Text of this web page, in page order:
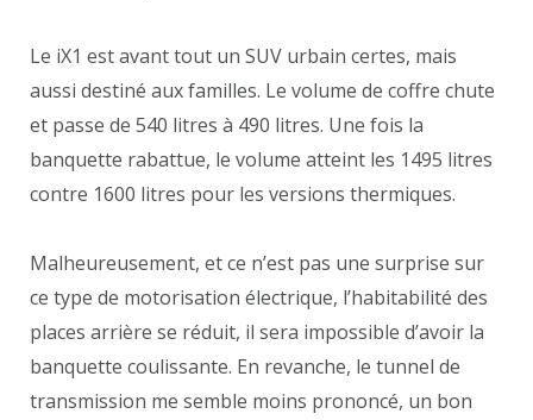
Le iX1 est avant tout un SUV urbain certes, mais
aussi destiné aux familles. Le volume de coffre chute
et passe de 540 litres à 490 litres. Une fois la
banquette rabattue, le volume atteint les 1495 litres
contre 1600 litres pour les versions thermiques.
Malheureusement, et ce n’est pas une surprise sur
ce type de motorisation électrique, l’habitabilité des
places arrière se réduit, il sera impossible d’avoir la
banquette coulissante. En revanche, le tunnel de
transmission me semble moins prononcé, un bon